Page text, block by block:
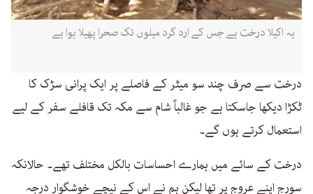
یہ اکیلا درخت ہے جس کے ارد گرد میلوں تک صحرا پھیلا ہوا ہے
درخت سے صرف چند سو میٹر کے فاصلے پر ایک پرانی سڑک کا
ٹکڑا دیکھا جاسکتا ہے جو غالباً شام سے مکہ تک قافلے سفر کے لیے
استعمال کرتے ہوں گے۔
درخت کے سائے میں ہمارے احساسات بالکل مختلف تھے۔ حالانکہ
سورج اپنے عروج پر تھا لیکن ہم نے اس کے نیچے خوشگوار درجہ